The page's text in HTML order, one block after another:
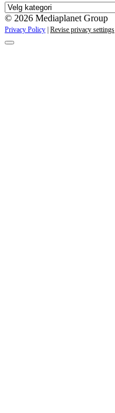
Våre
kampanjer
© 2026 Mediaplanet Group
Privacy Policy Revise privacy settings